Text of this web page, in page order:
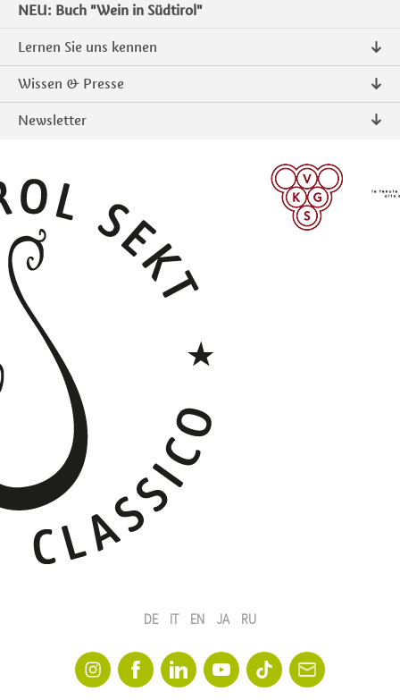
NEU: Buch "Wein in Südtirol"
Lernen Sie uns kennen
Über uns
Kontakt
Intranet
Wissen & Presse
Pressemitteilungen
Newsletter
DE IT EN JA RU